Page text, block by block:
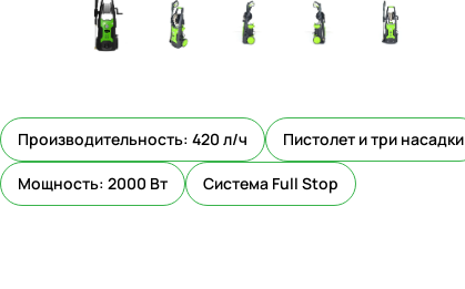
Производительность: 420 л/ч Пистолет и три насадки
Мощность: 2000 Вт Система Full Stop